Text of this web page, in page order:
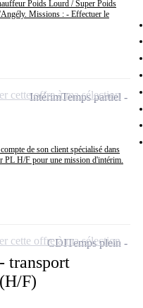
Poids Lourd / Super Poids
Missions : - Effectuer le
de son client spécialisé dans
PL H/F pour une mission d'intérim.
IntérimTemps partiel
cette offre à ma sélection
transport
F)
CDITemps plein
cette offre à ma sélection